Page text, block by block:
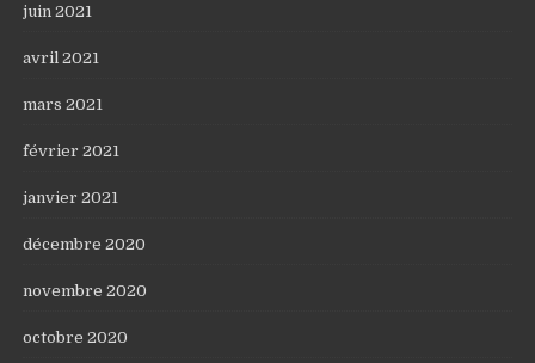
juin 2021
avril 2021
mars 2021
février 2021
janvier 2021
décembre 2020
novembre 2020
octobre 2020